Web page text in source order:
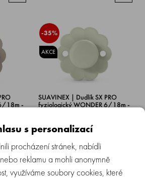
18m -
-35%
AKCE
SUAVINEX | Dudlík SX PRO
fyziologický WONDER 6/18m -
Skladem > 5 ks
199 Kč
129 Kč
s personalizací
procházení stránek, nabídli
reklamu a mohli anonymně
využíváme soubory cookies, které